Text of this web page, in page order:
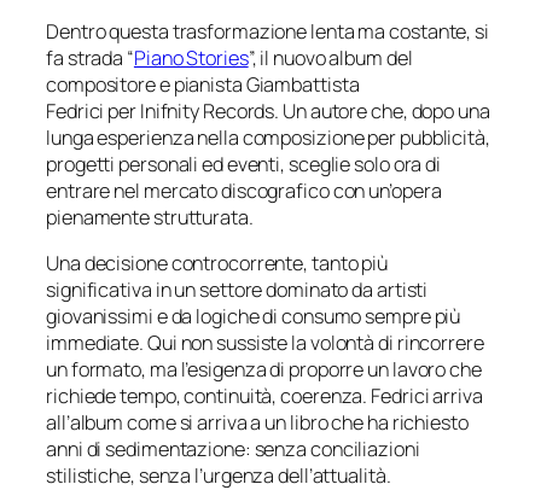
Dentro questa trasformazione lenta ma costante, si
fa strada “Piano Stories”, il nuovo album del
compositore e pianista Giambattista
Fedrici perInifnity Records. Un autore che, dopo una
lunga esperienza nella composizione per pubblicità,
progetti personali ed eventi, sceglie solo ora di
entrare nel mercato discografico con un’opera
pienamente strutturata.
Una decisione controcorrente, tanto più
significativa in un settore dominato da artisti
giovanissimi e da logiche di consumo sempre più
immediate. Qui non sussiste la volontà di rincorrere
un formato, ma l’esigenza di proporre un lavoro che
richiede tempo, continuità, coerenza. Fedrici arriva
all’album come si arriva a un libro che ha richiesto
anni di sedimentazione: senza conciliazioni
stilistiche, senza l’urgenza dell’attualità.